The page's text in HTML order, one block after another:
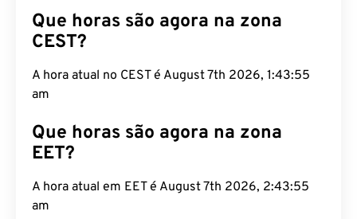
Que horas são agora na zona
CEST?
A hora atual no CEST é August 7th 2026, 1:43:56
am
Que horas são agora na zona
EET?
A hora atual em EET é August 7th 2026, 2:43:56
am